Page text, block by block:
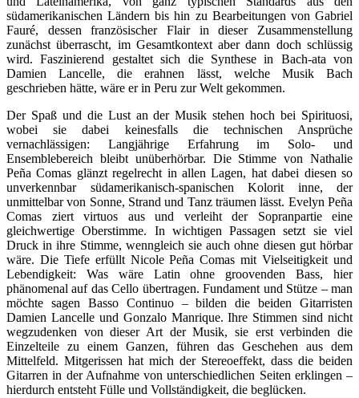
südamerikanischen Ländern bis hin zu Bearbeitungen von Gabriel
Fauré, dessen französischer Flair in dieser Zusammenstellung
zunächst überrascht, im Gesamtkontext aber dann doch schlüssig
wird. Faszinierend gestaltet sich die Synthese in Bach-ata von
Damien Lancelle, die erahnen lässt, welche Musik Bach
geschrieben hätte, wäre er in Peru zur Welt gekommen.
Der Spaß und die Lust an der Musik stehen hoch bei Spirituosi,
wobei sie dabei keinesfalls die technischen Ansprüche
vernachlässigen: Langjährige Erfahrung im Solo- und
Ensemblebereich bleibt unüberhörbar. Die Stimme von Nathalie
Peña Comas glänzt regelrecht in allen Lagen, hat dabei diesen so
unverkennbar südamerikanisch-spanischen Kolorit inne, der
unmittelbar von Sonne, Strand und Tanz träumen lässt. Evelyn Peña
Comas ziert virtuos aus und verleiht der Sopranpartie eine
gleichwertige Oberstimme. In wichtigen Passagen setzt sie viel
Druck in ihre Stimme, wenngleich sie auch ohne diesen gut hörbar
wäre. Die Tiefe erfüllt Nicole Peña Comas mit Vielseitigkeit und
Lebendigkeit: Was wäre Latin ohne groovenden Bass, hier
phänomenal auf das Cello übertragen. Fundament und Stütze – man
möchte sagen Basso Continuo – bilden die beiden Gitarristen
Damien Lancelle und Gonzalo Manrique. Ihre Stimmen sind nicht
wegzudenken von dieser Art der Musik, sie erst verbinden die
Einzelteile zu einem Ganzen, führen das Geschehen aus dem
Mittelfeld. Mitgerissen hat mich der Stereoeffekt, dass die beiden
Gitarren in der Aufnahme von unterschiedlichen Seiten erklingen –
hierdurch entsteht Fülle und Vollständigkeit, die beglücken.